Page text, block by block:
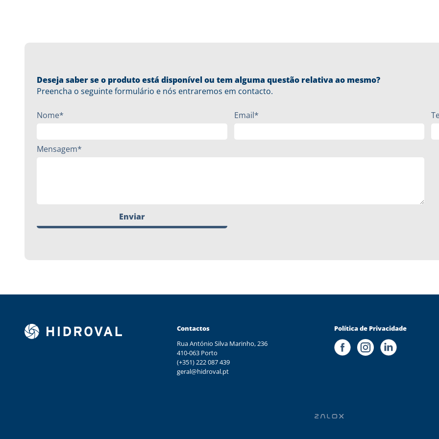
Deseja saber se o produto está disponível ou tem alguma questão relativa ao mesmo?
Preencha o seguinte formulário e nós entraremos em contacto.
Nome* Email*
Mensagem*
Enviar
Contactos
Rua António Silva Marinho, 236
410-063 Porto
(+351) 222 087 439
geral@hidroval.pt
Política de Privacidade